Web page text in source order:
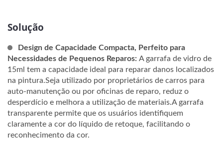
Solução
Design de Capacidade Compacta, Perfeito para
Necessidades de Pequenos Reparos: A garrafa de vidro de
15ml tem a capacidade ideal para reparar danos localizados
na pintura.Seja utilizado por proprietários de carros para
auto-manutenção ou por oficinas de reparo, reduz o
desperdício e melhora a utilização de materiais.A garrafa
transparente permite que os usuários identifiquem
claramente a cor do líquido de retoque, facilitando o
reconhecimento da cor.